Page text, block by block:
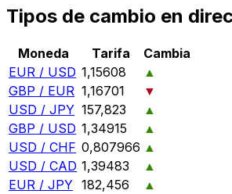
Tipos de cambio en
Moneda Tarifa
Cambia
EUR / USD 1,15608
▲
GBP / EUR 1,16701
▼
USD / JPY 157,823
▲
GBP / USD 1,34915
▲
USD / CHF 0,807966 ▲
USD / CAD 1,39483
▲
EUR / JPY 182,456
▲